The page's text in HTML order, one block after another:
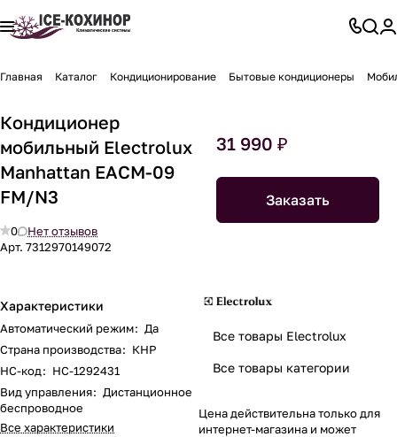
Главная Каталог Кондиционирование Бытовые кондиционеры
Кондиционер
мобильный Electrolux
Manhattan EACM-09
FM/N3
0
Нет отзывов
Арт. 7312970149072
Характеристики
Автоматический режим: Да
Страна производства: КНР
НС-код: НС-1292431
Вид управления: Дистанционное
беспроводное
Все характеристики
31 990 ₽
Заказать
Все товары Electrolux
Все товары категории
Цена действительна только для
интернет-магазина и может